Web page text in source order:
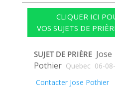
CLIQUER ICI
VOS SUJETS DE
SUJET DE PRIÈRE Jose
Pothier Quebec 06-
Contacter Jose Pothier